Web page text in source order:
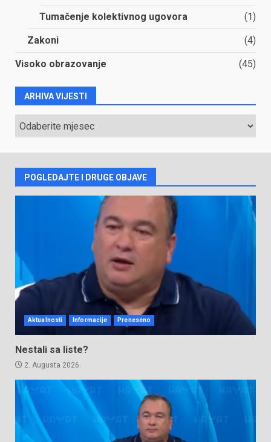
Tumačenje kolektivnog ugovora (1)
Zakoni (4)
Visoko obrazovanje (45)
ARHIVA VIJESTI
ARHIVA
VIJESTI
POGLEDAJTE I DRUGE OBJAVE
Aktualnosti Informacije Preneseno
Nestali sa liste?
2. Augusta 2026.